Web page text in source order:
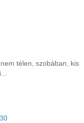
télen, szobában, kis